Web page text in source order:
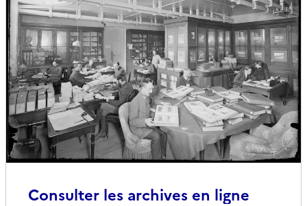
Consulter les archives en ligne